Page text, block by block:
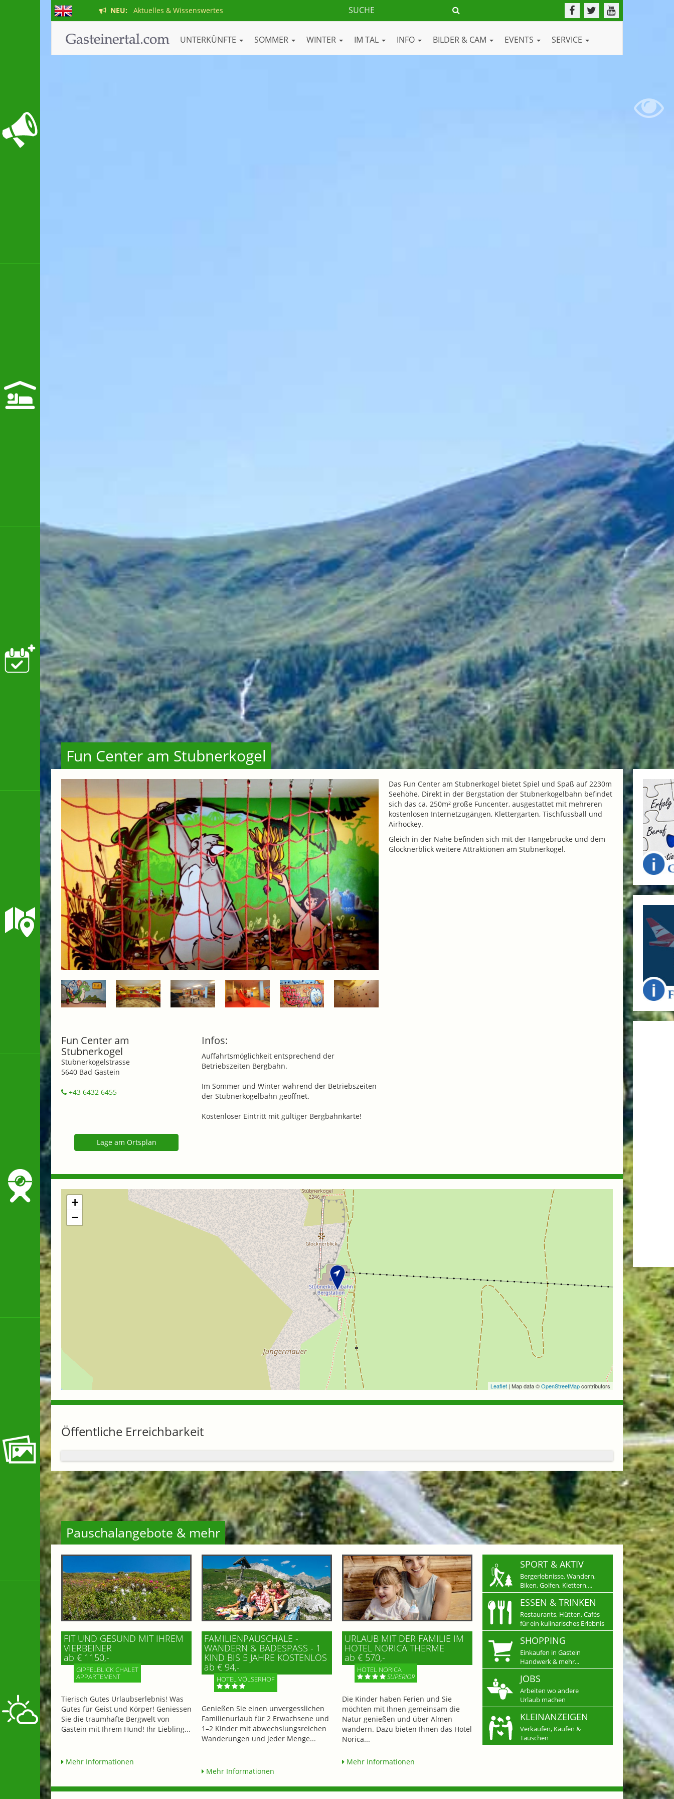
NEU: Aktuelles & Wissenswertes
UNTERKÜNFTE SOMMER WINTER IM TAL INFO BILDER & CAM EVENTS SERVICE
Fun Center am Stubnerkogel
Das Fun Center am Stubnerkogel bietet Spiel und Spaß auf 2230m
Seehöhe. Direkt in der Bergstation der Stubnerkogelbahn befindet
sich das ca. 250m² große Funcenter, ausgestattet mit mehreren
kostenlosen Internetzugängen, Klettergarten, Tischfussball und
Airhockey.
Gleich in der Nähe befinden sich mit der Hängebrücke und dem
Glocknerblick weitere Attraktionen am Stubnerkogel.
Fun Center am
Stubnerkogel
Stubnerkogelstrasse
5640 Bad Gastein
+43 6432 6455
Infos:
Auffahrtsmöglichkeit entsprechend der
Betriebszeiten Bergbahn.
Im Sommer und Winter während der Betriebszeiten
der Stubnerkogelbahn geöffnet.
Kostenloser Eintritt mit gültiger Bergbahnkarte!
Lage am Ortsplan
+
−
Leaflet | Map data ©OpenStreetMapcontributors
Öffentliche Erreichbarkeit
Pauschalangebote & mehr
FIT UND GESUND MIT IHREM
VIERBEINER
ab € 1150,-
GIPFELBLICK CHALET
APPARTEMENT
Tierisch Gutes Urlaubserlebnis! Was
Gutes für Geist und Körper! Geniessen
Sie die traumhafte Bergwelt von
Gastein mit Ihrem Hund! Ihr Liebling...
Mehr Informationen
FAMILIENPAUSCHALE -
WANDERN & BADESPASS - 1 K
IND BIS 5 JAHRE KOSTENLOS
ab € 94,-
HOTEL VÖLSERHOF
Genießen Sie einen unvergesslichen
Familienurlaub für 2 Erwachsene und
1–2 Kinder mit abwechslungsreichen
Wanderungen und jeder Menge...
Mehr Informationen
URLAUB MIT DER FAMILIE IM
HOTEL NORICA THERME
ab € 570,-
HOTEL NORICA
SUPERIOR
Die Kinder haben Ferien und Sie
möchten mit Ihnen gemeinsam die
Natur genießen und über Almen
wandern. Dazu bieten Ihnen das Hotel
Norica...
Mehr Informationen
SPORT & AKTIV
Bergerlebnisse, Wandern,
Biken, Golfen, Klettern,...
ESSEN & TRINKEN
Restaurants, Hütten, Cafés
für ein kulinarisches Erlebnis
SHOPPING
Einkaufen in Gastein
Handwerk & mehr...
JOBS
Arbeiten wo andere
Urlaub machen
KLEINANZEIGEN
Verkaufen, Kaufen &
Tauschen